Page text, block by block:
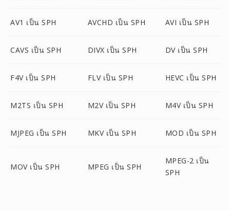
AV1 เป็น SPH AVCHD เป็น SPH AVI เป็น SPH
CAVS เป็น SPH DIVX เป็น SPH DV เป็น SPH
F4V เป็น SPH FLV เป็น SPH HEVC เป็น SPH
M2TS เป็น SPH M2V เป็น SPH M4V เป็น SPH
MJPEG เป็น SPH MKV เป็น SPH MOD เป็น SPH
MOV เป็น SPH MPEG เป็น SPH
MPEG-2 เป็น
SPH